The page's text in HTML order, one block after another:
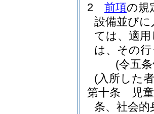
2
前項の規
設備並び
ては、適
は、その
(令五
(入所した
第十条
児
条、社会